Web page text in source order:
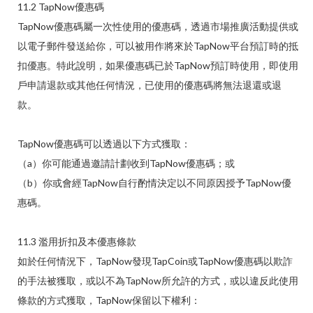
11.2 TapNow優惠碼
TapNow優惠碼屬一次性使用的優惠碼，透過市場推廣活動提供或
以電子郵件發送給你，可以被用作將來於TapNow平台預訂時的抵
扣優惠。特此說明，如果優惠碼已於TapNow預訂時使用，即使用
戶申請退款或其他任何情況，已使用的優惠碼將無法退還或退
款。
TapNow優惠碼可以透過以下方式獲取：
（a）你可能通過邀請計劃收到TapNow優惠碼；或
（b）你或會經TapNow自行酌情決定以不同原因授予TapNow優
惠碼。
11.3 濫用折扣及本優惠條款
如於任何情況下，TapNow發現TapCoin或TapNow優惠碼以欺詐
的手法被獲取，或以不為TapNow所允許的方式，或以違反此使用
條款的方式獲取，TapNow保留以下權利：